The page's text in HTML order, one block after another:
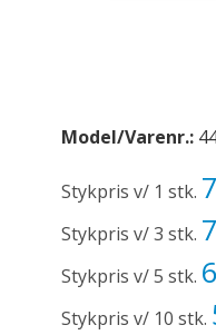
Model/Varenr.:
Stykpris v/ 1 stk.
Stykpris v/ 3 stk.
Stykpris v/ 5 stk.
Stykpris v/ 10 stk.